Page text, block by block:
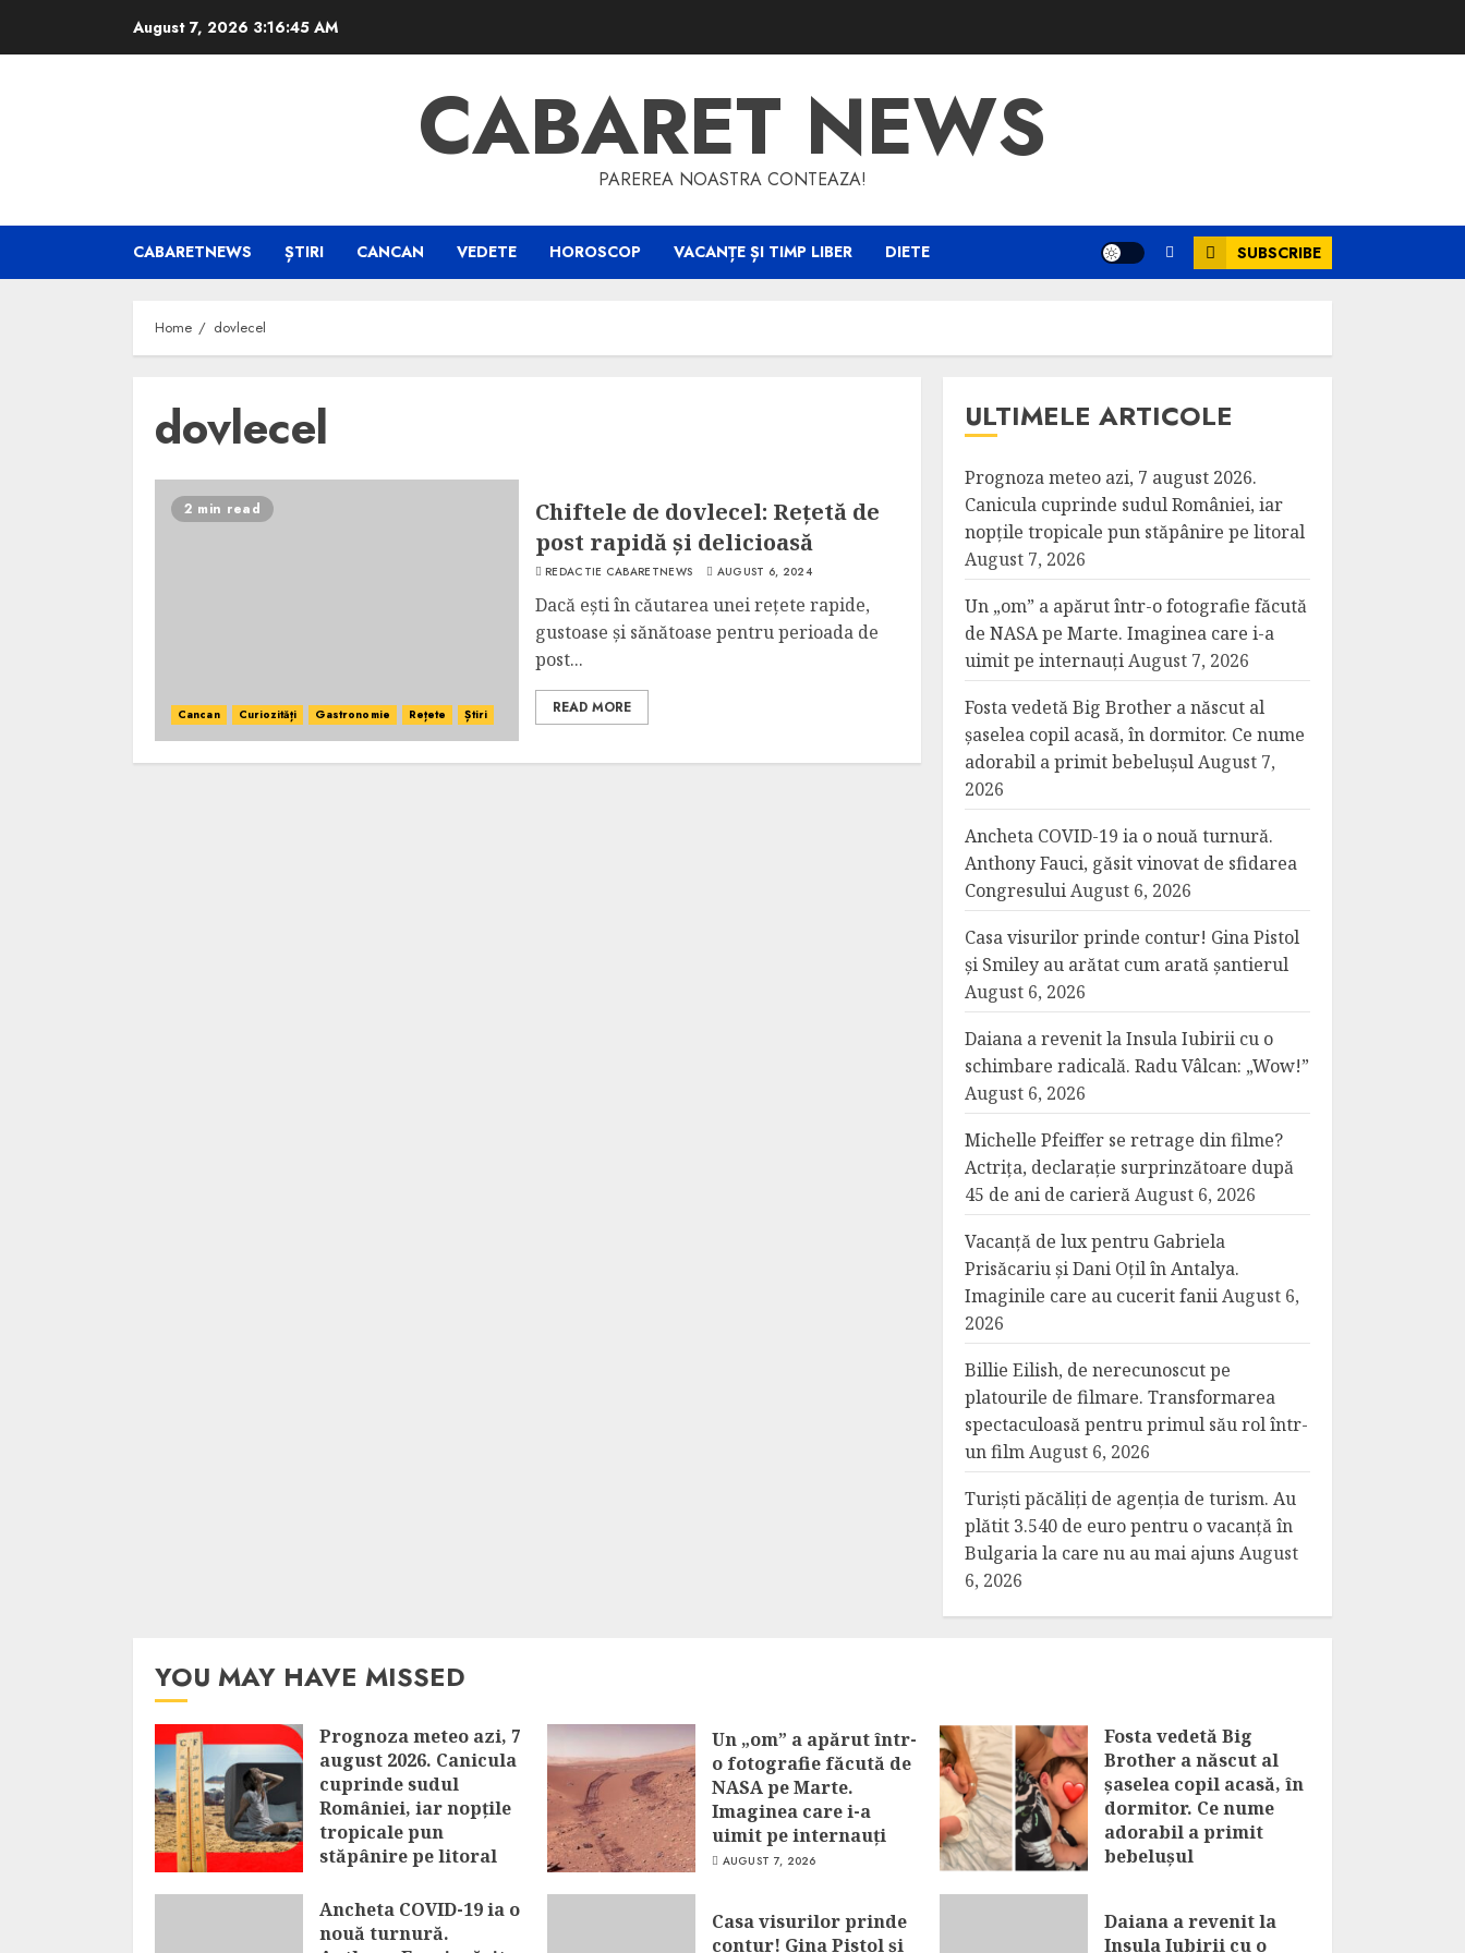
August 7, 2026 3:16:45 AM
CABARET NEWS
PAREREA NOASTRA CONTEAZA!
CABARETNEWS ȘTIRI CANCAN VEDETE HOROSCOP VACANȚE ȘI TIMP LIBER DIETE SUBSCRIBE
Home dovlecel
dovlecel
2 min read
Cancan Curiozități Gastronomie Rețete Știri
Chiftele de dovlecel: Rețetă de
post rapidă și delicioasă
REDACTIE CABARETNEWS AUGUST 6, 2024
Dacă ești în căutarea unei rețete rapide,
gustoase și sănătoase pentru perioada de
post...
READ MORE
ULTIMELE ARTICOLE
Prognoza meteo azi, 7 august 2026.
Canicula cuprinde sudul României, iar
nopțile tropicale pun stăpânire pe litoral
August 7, 2026
Un „om” a apărut într-o fotografie făcută
de NASA pe Marte. Imaginea care i-a
uimit pe internauțiAugust 7, 2026
Fosta vedetă Big Brother a născut al
șaselea copil acasă, în dormitor. Ce nume
adorabil a primit bebelușulAugust 7,
2026
Ancheta COVID-19 ia o nouă turnură.
Anthony Fauci, găsit vinovat de sfidarea
CongresuluiAugust 6, 2026
Casa visurilor prinde contur! Gina Pistol
și Smiley au arătat cum arată șantierul
August 6, 2026
Daiana a revenit la Insula Iubirii cu o
schimbare radicală. Radu Vâlcan: „Wow!”
August 6, 2026
Michelle Pfeiffer se retrage din filme?
Actrița, declarație surprinzătoare după
45 de ani de carierăAugust 6, 2026
Vacanță de lux pentru Gabriela
Prisăcariu și Dani Oțil în Antalya.
Imaginile care au cucerit faniiAugust 6,
2026
Billie Eilish, de nerecunoscut pe
platourile de filmare. Transformarea
spectaculoasă pentru primul său rol într-
un filmAugust 6, 2026
Turiști păcăliți de agenția de turism. Au
plătit 3.540 de euro pentru o vacanță în
Bulgaria la care nu au mai ajuns August
6, 2026
YOU MAY HAVE MISSED
Prognoza meteo azi, 7
august 2026. Canicula
cuprinde sudul
României, iar nopțile
tropicale pun
stăpânire pe litoral
Un „om” a apărut într-
o fotografie făcută de
NASA pe Marte.
Imaginea care i-a
uimit pe internauți
AUGUST 7, 2026
Fosta vedetă Big
Brother a născut al
șaselea copil acasă, în
dormitor. Ce nume
adorabil a primit
bebelușul
Ancheta COVID-19 ia o
nouă turnură.
Casa visurilor prinde
contur! Gina Pistol și
Daiana a revenit la
Insula Iubirii cu o